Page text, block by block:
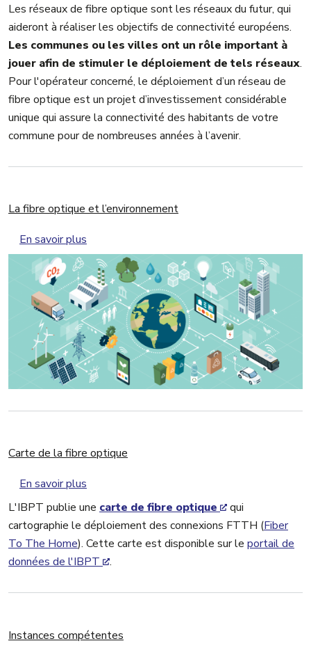
Les réseaux de fibre optique sont les réseaux du futur, qui
aideront à réaliser les objectifs de connectivité européens.
Les communes ou les villes ont un rôle important à
jouer afin de stimuler le déploiement de tels réseaux.
Pour l'opérateur concerné, le déploiement d’un réseau de
fibre optique est un projet d’investissement considérable
unique qui assure la connectivité des habitants de votre
commune pour de nombreuses années à l’avenir.
La fibre optique et l’environnement
En savoir plus
Carte de la fibre optique
En savoir plus
L'IBPT publie une carte de fibre optique
qui
cartographie le déploiement des connexions FTTH (Fiber
To The Home). Cette carte est disponible sur le portail de
données de l'IBPT
.
Instances compétentes